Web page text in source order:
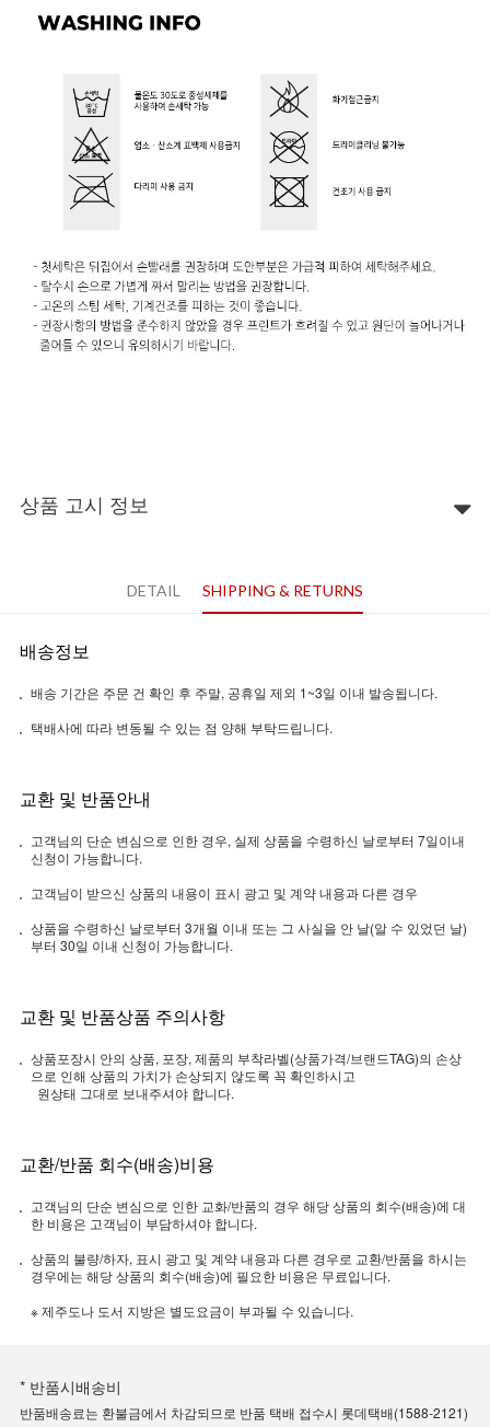
상품 고시 정보
DETAIL SHIPPING & RETURNS
배송정보
배송 기간은 주문 건 확인 후 주말, 공휴일 제외 1~3일 이내 발송됩니다.
택배사에 따라 변동될 수 있는 점 양해 부탁드립니다.
교환 및 반품안내
고객님의 단순 변심으로 인한 경우, 실제 상품을 수령하신 날로부터 7일이내
신청이 가능합니다.
고객님이 받으신 상품의 내용이 표시 광고 및 계약 내용과 다른 경우
상품을 수령하신 날로부터 3개월 이내 또는 그 사실을 안 날(알 수 있었던 날)
부터 30일 이내 신청이 가능합니다.
교환 및 반품상품 주의사항
상품포장시 안의 상품, 포장, 제품의 부착라벨(상품가격/브랜드TAG)의 손상
으로 인해 상품의 가치가 손상되지 않도록 꼭 확인하시고
원상태 그대로 보내주셔야 합니다.
교환/반품 회수(배송)비용
고객님의 단순 변심으로 인한 교화/반품의 경우 해당 상품의 회수(배송)에 대
한 비용은 고객님이 부담하셔야 합니다.
상품의 불량/하자, 표시 광고 및 계약 내용과 다른 경우로 교환/반품을 하시는
경우에는 해당 상품의 회수(배송)에 필요한 비용은 무료입니다.
※ 제주도나 도서 지방은 별도요금이 부과될 수 있습니다.
* 반품시배송비
반품배송료는 환불금에서 차감되므로 반품 택배 접수시 롯데택배(1588-2121)